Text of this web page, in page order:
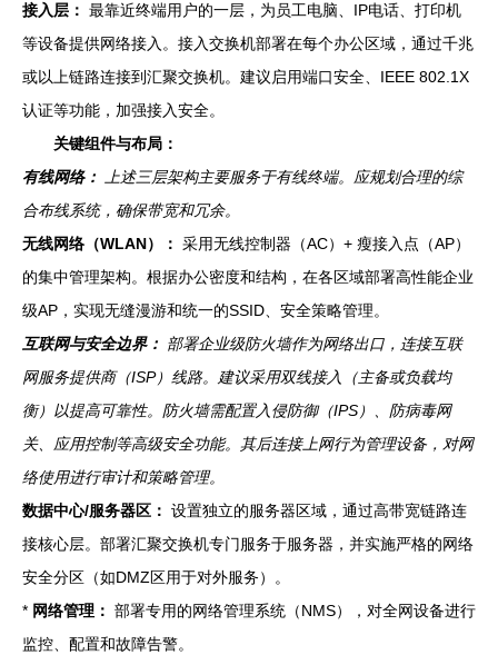
接入层： 最靠近终端用户的一层，为员工电脑、IP电话、打印机
等设备提供网络接入。接入交换机部署在每个办公区域，通过千兆
或以上链路连接到汇聚交换机。建议启用端口安全、IEEE 802.1X
认证等功能，加强接入安全。
关键组件与布局：
有线网络： 上述三层架构主要服务于有线终端。应规划合理的综
合布线系统，确保带宽和冗余。
无线网络（WLAN）： 采用无线控制器（AC）+ 瘦接入点（AP）
的集中管理架构。根据办公密度和结构，在各区域部署高性能企业
级AP，实现无缝漫游和统一的SSID、安全策略管理。
互联网与安全边界： 部署企业级防火墙作为网络出口，连接互联
网服务提供商（ISP）线路。建议采用双线接入（主备或负载均
衡）以提高可靠性。防火墙需配置入侵防御（IPS）、防病毒网
关、应用控制等高级安全功能。其后连接上网行为管理设备，对网
络使用进行审计和策略管理。
数据中心/服务器区： 设置独立的服务器区域，通过高带宽链路连
接核心层。部署汇聚交换机专门服务于服务器，并实施严格的网络
安全分区（如DMZ区用于对外服务）。
* 网络管理： 部署专用的网络管理系统（NMS），对全网设备进行
监控、配置和故障告警。